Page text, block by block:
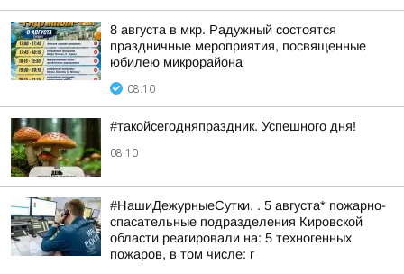
8 августа в мкр. Радужный состоятся
праздничные мероприятия, посвященные
юбилею микрорайона
08:10
#такойсегодняпраздник. Успешного дня!
08:10
#НашиДежурныеСутки. . 5 августа* пожарно-
спасательные подразделения Кировской
области реагировали на: 5 техногенных
пожаров, в том числе: г